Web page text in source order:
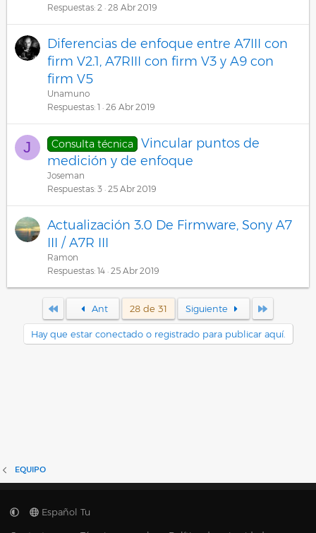
Respuestas 2 28 Abr 2019
Diferencias de enfoque entre A7III con
firm V2.1, A7RIII con firm V3 y A9 con
firm V5
Unamuno
Respuestas 1 26 Abr 2019
J Consulta técnica
Vincular puntos de
medición y de enfoque
Joseman
Respuestas 3 25 Abr 2019
Actualización 3.0 De Firmware, Sony A7
III / A7R III
Ramon
Respuestas 14 25 Abr 2019
PrimeroAnt 28 de 31 Siguiente
Hay que estar conectado o registrado para publicar aquí.
EQUIPO
Español Tu